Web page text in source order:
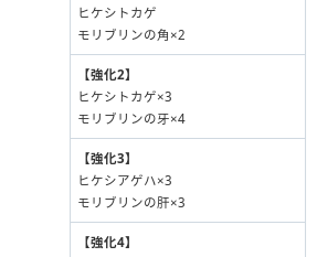
ヒケシトカゲ
モリブリンの角×2
【強化2】
ヒケシトカゲ×3
モリブリンの牙×4
【強化3】
ヒケシアゲハ×3
モリブリンの肝×3
【強化4】